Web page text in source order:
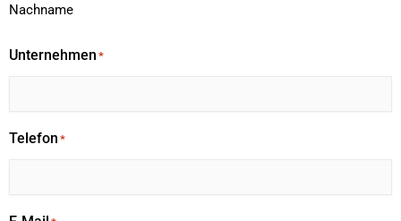
Nachname
Unternehmen *
Telefon *